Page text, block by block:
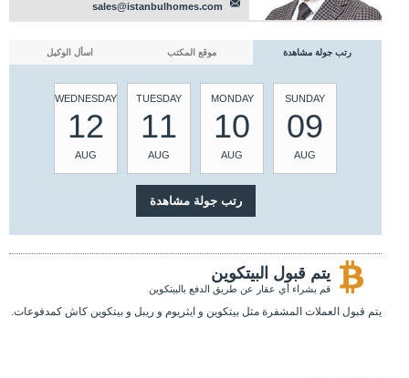
sales@istanbulhomes.com
رتب جولة مشاهدة موقع المكتب اسأل الوكيل
SUNDAY
09
AUG
MONDAY
10
AUG
TUESDAY
11
AUG
WEDNESDAY
12
AUG
يتم قبول البيتكوين
قم بشراء أي عقار عن طريق الدفع بالبيتكوين
يتم قبول العملات المشفرة مثل بيتكوين و ايثريوم و ريبل و بيتكوين كاش كمدفوعات.